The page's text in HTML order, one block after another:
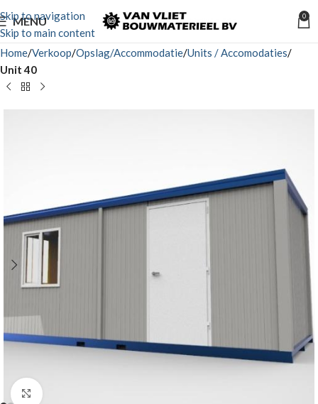
Skip to navigation
Skip to main content
MENU 0
Home Verkoop Opslag/Accommodatie Units / Accomodaties
Unit 40
Click to enlarge